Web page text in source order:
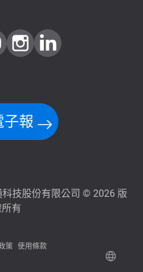
子報
科技股份有限公司 © 2026 版
有
策 使用條款